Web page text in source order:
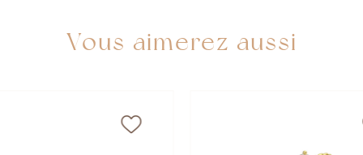
Vous aimerez aussi